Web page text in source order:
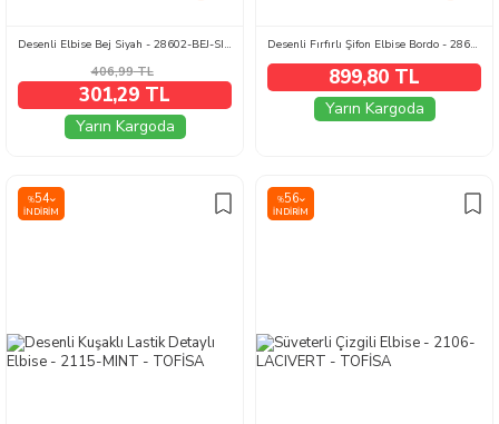
Desenli Elbise Bej Siyah - 28602-BEJ-SIYAH
406,99TL
301,29 TL
Yarın Kargoda
Desenli Fırfırlı Şifon Elbise Bordo - 28655-BORDO
899,80 TL
Yarın Kargoda
%54
İNDIRIM
%56
İNDIRIM